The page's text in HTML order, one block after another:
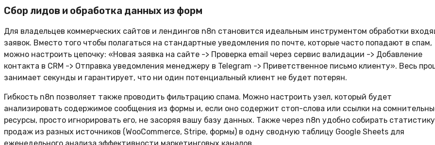
Сбор лидов и обработка данных из форм
Для владельцев коммерческих сайтов и лендингов n8n становится идеальным инструментом обработки
заявок. Вместо того чтобы полагаться на стандартные уведомления по почте, которые часто попадают в спам,
можно настроить цепочку: «Новая заявка на сайте -> Проверка email через сервис валидации -> Добавление
контакта в CRM -> Отправка уведомления менеджеру в Telegram -> Приветственное письмо клиенту». Весь
занимает секунды и гарантирует, что ни один потенциальный клиент не будет потерян.
Гибкость n8n позволяет также проводить фильтрацию спама. Можно настроить узел, который будет
анализировать содержимое сообщения из формы и, если оно содержит стоп-слова или ссылки на
ресурсы, просто игнорировать его, не засоряя вашу базу данных. Также через n8n удобно собирать статистику
продаж из разных источников (WooCommerce, Stripe, формы) в одну сводную таблицу Google Sheets для